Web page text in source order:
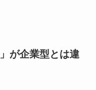
が企業型とは違